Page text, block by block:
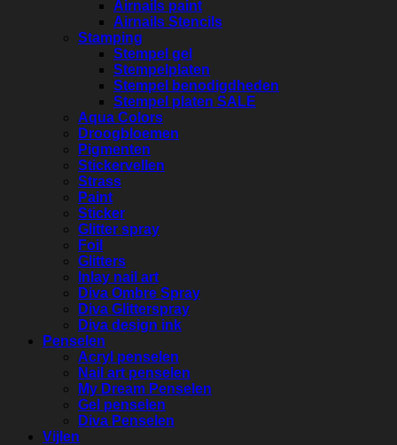
Airnails paint
Airnails Stencils
Stamping
Stempel gel
Stempelplaten
Stempel benodigdheden
Stempel platen SALE
Aqua Colors
Droogbloemen
Pigmenten
Stickervellen
Strass
Paint
Sticker
Glitter spray
Foil
Glitters
Inlay nail art
Diva Ombre Spray
Diva Glitterspray
Diva design ink
Penselen
Acryl penselen
Nail art penselen
My Dream Penselen
Gel penselen
Diva Penselen
Vijlen